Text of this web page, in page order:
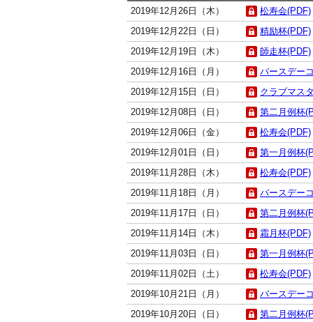
2019年12月26日（木）
松寿会(PDF)
2019年12月22日（日）
精励杯(PDF)
2019年12月19日（木）
師走杯(PDF)
2019年12月16日（月）
バースデー
2019年12月15日（日）
クラブマス
2019年12月08日（日）
第二月例杯
2019年12月06日（金）
松寿会(PDF)
2019年12月01日（日）
第一月例杯
2019年11月28日（木）
松寿会(PDF)
2019年11月18日（月）
バースデー
2019年11月17日（日）
第二月例杯
2019年11月14日（木）
霜月杯(PDF)
2019年11月03日（日）
第一月例杯
2019年11月02日（土）
松寿会(PDF)
2019年10月21日（月）
バースデー
2019年10月20日（日）
第二月例杯